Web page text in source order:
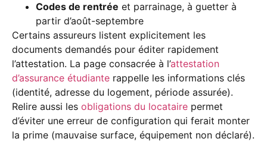
Codes de rentrée et parrainage, à guetter à
partir d’août-septembre
Certains assureurs listent explicitement les
documents demandés pour éditer rapidement
l’attestation. La page consacrée à l’attestation
d’assurance étudiante rappelle les informations clés
(identité, adresse du logement, période assurée).
Relire aussi les obligations du locataire permet
d’éviter une erreur de configuration qui ferait monter
la prime (mauvaise surface, équipement non déclaré).